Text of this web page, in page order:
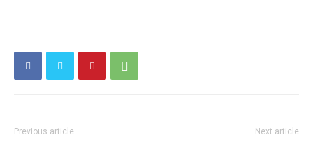
Previous article Next article